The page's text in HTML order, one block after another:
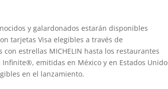
y galardonados estarán disponibles
tarjetas Visa elegibles a través de
estrellas MICHELIN hasta los restaurantes
emitidas en México y en Estados
en el lanzamiento.